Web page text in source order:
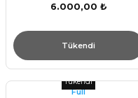
6.000,00 ₺
Tükendi
Tükendi
Full